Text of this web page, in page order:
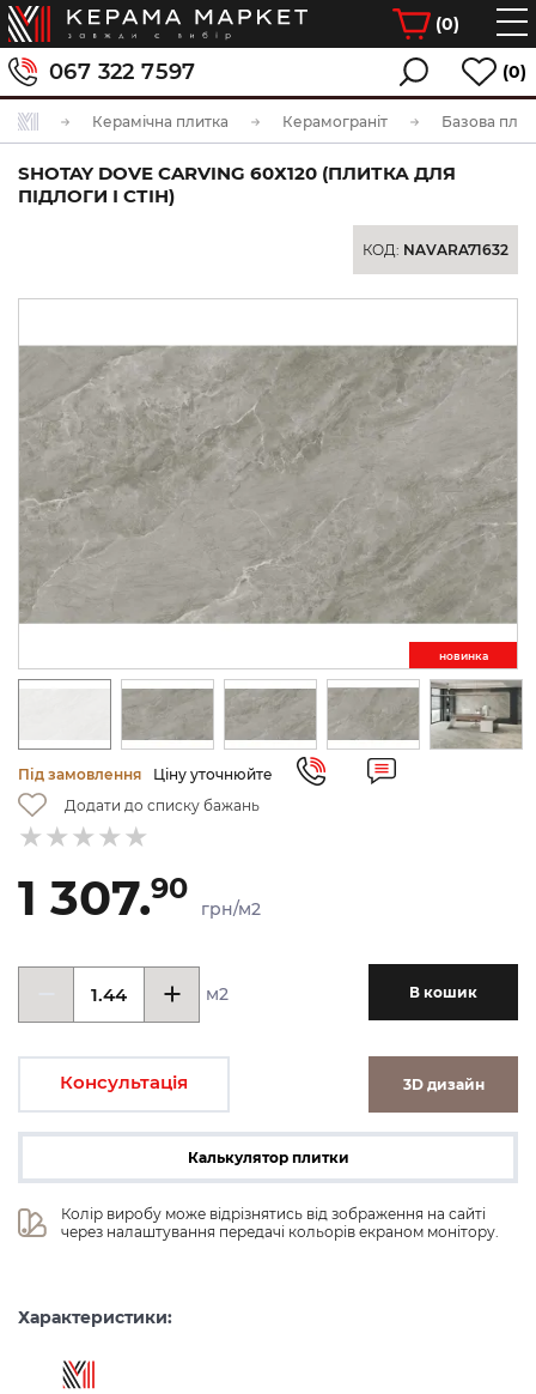
(0)
067 322 7597 (0)
Керамічна плитка Керамограніт Базова
SHOTAY DOVE CARVING 60Х120 (ПЛИТКА ДЛЯ
ПІДЛОГИ І СТІН)
КОД: NAVARA71632
новинкa
Під замовлення
Ціну уточнюйте
Додати до списку бажань
1 307.90
грн/м2
м2 В кошик
Консультація 3D дизайн
Калькулятор плитки
Колір виробу може відрізнятись від зображення на сайті
через налаштування передачі кольорів екраном монітору.
Характеристики: